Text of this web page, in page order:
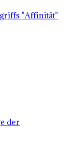
"Affinität"
der